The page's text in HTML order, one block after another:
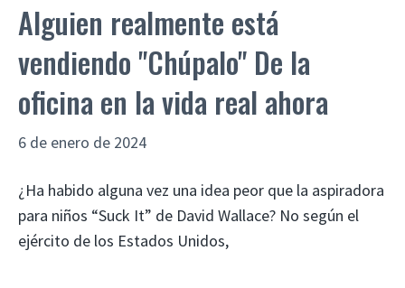
Alguien realmente está
vendiendo "Chúpalo" De la
oficina en la vida real ahora
6 de enero de 2024
¿Ha habido alguna vez una idea peor que la aspiradora
para niños “Suck It” de David Wallace? No según el
ejército de los Estados Unidos,